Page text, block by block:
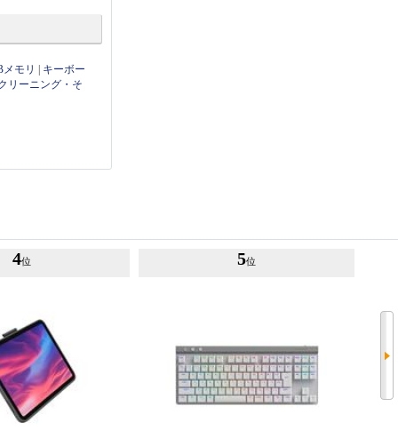
モリ
キーボー
リーニング・そ
4位 5位